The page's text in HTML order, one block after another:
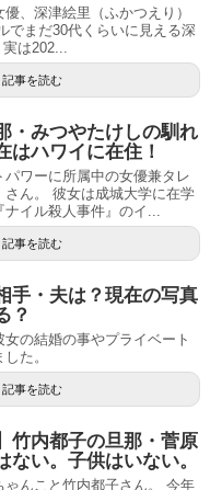
、深津絵里（ふかつえり）
でまだ30代くらいに見える深
は202...
記事を読む
・みつやたけしの馴れ
はハワイに在住！
ワーに所属中の女優兼タレ
さん。 彼女は成城大学に在学
イル殺人事件』のイ...
記事を読む
手・夫は？現在の写真
？
の結婚の事やプライベート
た。
記事を読む
竹内都子の旦那・菅原
ない。子供はいない。
ゃんこと竹内都子さん。 今年